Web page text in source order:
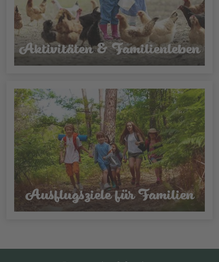
Aktivitäten & Familienleben
Ausflugsziele für Familien